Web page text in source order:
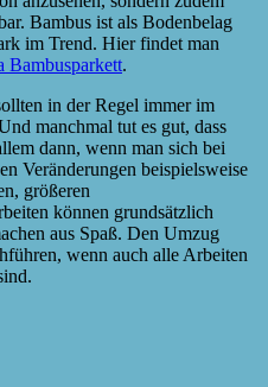
Bambus ist als Bodenbelag
im Trend. Hier findet man
Bambusparkett.
in der Regel immer im
manchmal tut es gut, dass
dann, wenn man sich bei
Veränderungen beispielsweise
größeren
können grundsätzlich
aus Spaß. Den Umzug
wenn auch alle Arbeiten